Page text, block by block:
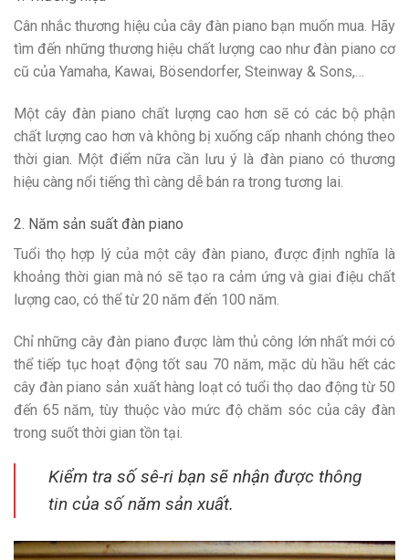
Cân nhắc thương hiệu của cây đàn piano bạn muốn mua. Hãy
tìm đến những thương hiệu chất lượng cao như đàn piano cơ
cũ của Yamaha, Kawai, Bösendorfer, Steinway & Sons,…
Một cây đàn piano chất lượng cao hơn sẽ có các bộ phận
chất lượng cao hơn và không bị xuống cấp nhanh chóng theo
thời gian. Một điểm nữa cần lưu ý là đàn piano có thương
hiệu càng nổi tiếng thì càng dễ bán ra trong tương lai.
2. Năm sản suất đàn piano
Tuổi thọ hợp lý của một cây đàn piano, được định nghĩa là
khoảng thời gian mà nó sẽ tạo ra cảm ứng và giai điệu chất
lượng cao, có thể từ 20 năm đến 100 năm.
Chỉ những cây đàn piano được làm thủ công lớn nhất mới có
thể tiếp tục hoạt động tốt sau 70 năm, mặc dù hầu hết các
cây đàn piano sản xuất hàng loạt có tuổi thọ dao động từ 50
đến 65 năm, tùy thuộc vào mức độ chăm sóc của cây đàn
trong suốt thời gian tồn tại.
Kiểm tra số sê-ri bạn sẽ nhận được thông
tin của số năm sản xuất.